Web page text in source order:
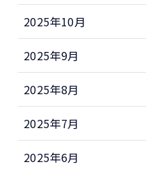
2025年10月
2025年9月
2025年8月
2025年7月
2025年6月